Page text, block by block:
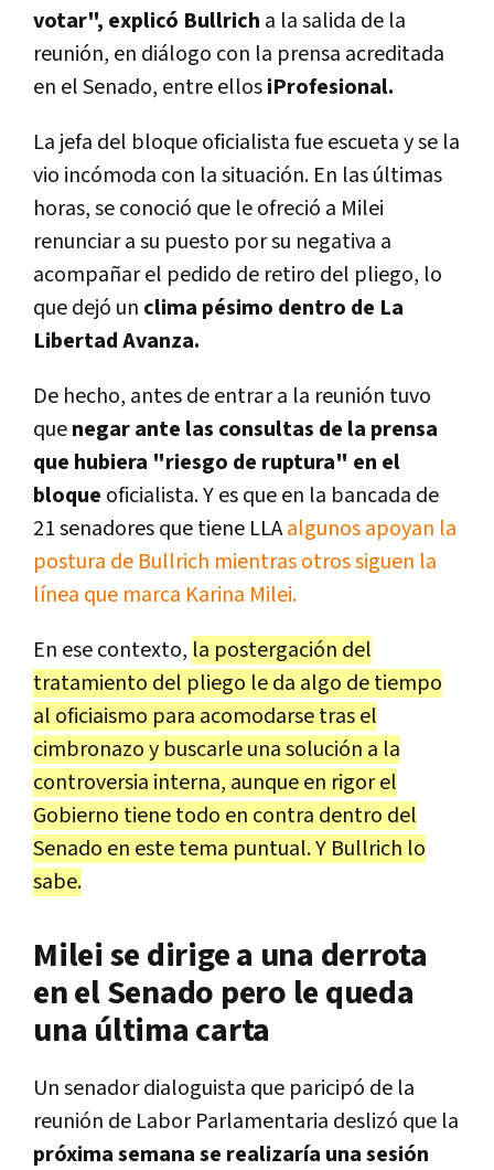
votar", explicó Bullrich a la salida de la
reunión, en diálogo con la prensa acreditada
en el Senado, entre ellosiProfesional.
La jefa del bloque oficialista fue escueta y se la
vio incómoda con la situación. En las últimas
horas, se conoció que le ofreció a Milei
renunciar a su puesto por su negativa a
acompañar el pedido de retiro del pliego, lo
que dejó un clima pésimo dentro de La
Libertad Avanza.
De hecho, antes de entrar a la reunión tuvo
quenegar ante las consultas de la prensa
que hubiera "riesgo de ruptura" en el
bloque oficialista. Y es que en la bancada de
21 senadores que tiene LLAalgunos apoyan la
postura de Bullrich mientras otros siguen la
línea que marca Karina Milei.
En ese contexto, la postergación del
tratamiento del pliego le da algo de tiempo
al oficiaismo para acomodarse tras el
cimbronazo y buscarle una solución a la
controversia interna, aunque en rigor el
Gobierno tiene todo en contra dentro del
Senado en este tema puntual. Y Bullrich lo
sabe.
Milei se dirige a una derrota
en el Senado pero le queda
una última carta
Un senador dialoguista que paricipó de la
reunión de Labor Parlamentaria deslizó que la
próxima semana se realizaría una sesión